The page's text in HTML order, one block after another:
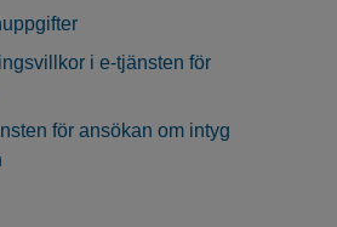
i e-tjänsten för
för ansökan om intyg